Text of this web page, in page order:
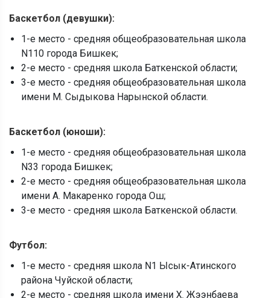
Баскетбол (девушки):
1-е место - средняя общеобразовательная школа
N110 города Бишкек;
2-е место - средняя школа Баткенской области;
3-е место - средняя общеобразовательная школа
имени М. Сыдыкова Нарынской области.
Баскетбол (юноши):
1-е место - средняя общеобразовательная школа
N33 города Бишкек;
2-е место - средняя общеобразовательная школа
имени А. Макаренко города Ош;
3-е место - средняя школа Баткенской области.
Футбол:
1-е место - средняя школа N1 Ысык-Атинского
района Чуйской области;
2-е место - средняя школа имени Х. Жээнбаева